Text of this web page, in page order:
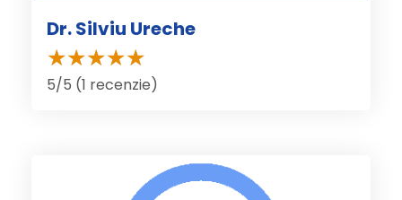
Dr. Silviu Ureche
5/5 (1 recenzie)